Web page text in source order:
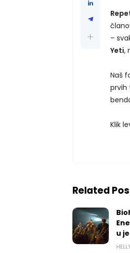
–
Yeti,
Naš
prvih
Klik
Related
u